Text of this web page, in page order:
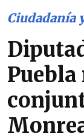
Ciudadanía